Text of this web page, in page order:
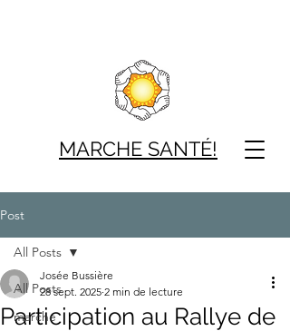
MARCHE SANTÉ!
Post
All Posts
marche
All Posts
Participation au Rallye de
Josée Bussière
28 sept. 2025 2 min de lecture